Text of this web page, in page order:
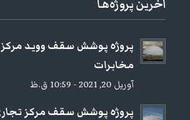
آخرین پروژه‌ها
پروژه پوشش سقف ووید
مخابرات
آوریل 20, 2021 - 10:59 ق.ظ
پروژه پوشش سقف مرکز